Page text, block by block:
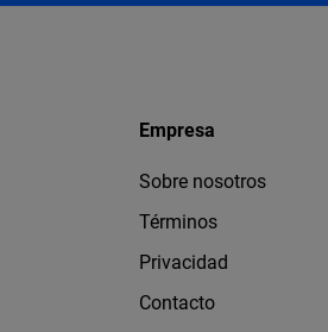
Empresa
Sobre nosotros
Términos
Privacidad
Contacto